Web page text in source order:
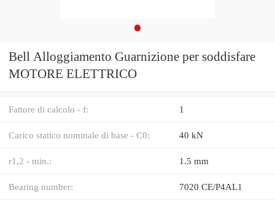
Bell Alloggiamento Guarnizione per soddisfare
MOTORE ELETTRICO
Fattore di calcolo - f: 1
Carico statico nominale di base - C0: 40 kN
r1,2 - min.: 1.5 mm
Bearing number: 7020 CE/P4AL1